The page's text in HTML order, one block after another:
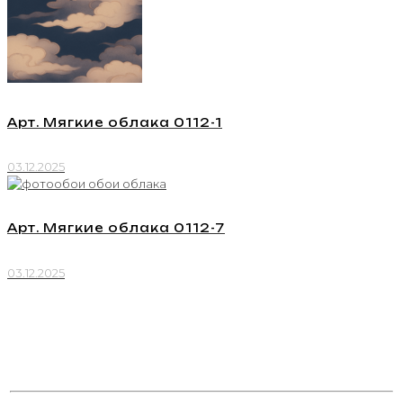
Арт. Мягкие облака 0112-1
03.12.2025
Арт. Мягкие облака 0112-7
03.12.2025